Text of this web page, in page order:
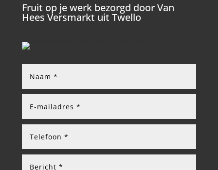
Fruit op je werk bezorgd door Van
Hees Versmarkt uit Twello